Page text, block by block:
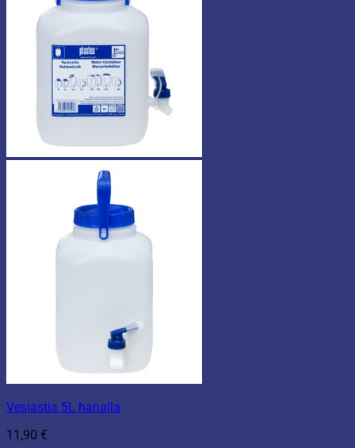
Vesiastia 5L hanalla
11,90 €